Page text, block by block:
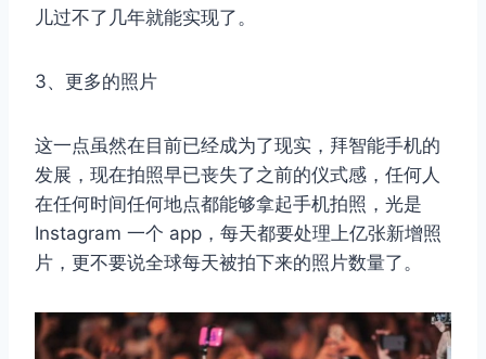
儿过不了几年就能实现了。
3、更多的照片
这一点虽然在目前已经成为了现实，拜智能手机的
发展，现在拍照早已丧失了之前的仪式感，任何人
在任何时间任何地点都能够拿起手机拍照，光是
Instagram 一个 app，每天都要处理上亿张新增照
片，更不要说全球每天被拍下来的照片数量了。